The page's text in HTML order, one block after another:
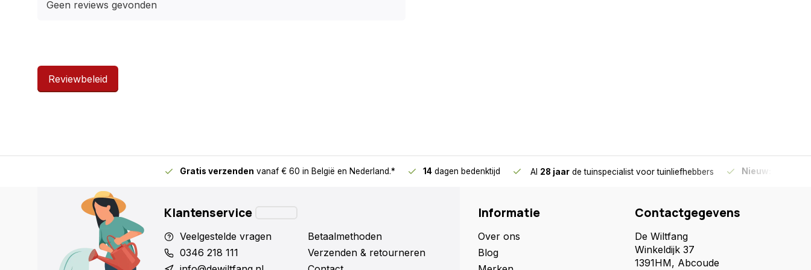
Geen reviews gevonden
Reviewbeleid
Gratis verzenden vanaf € 60 in België en Nederland.* 14 dagen bedenktijd Al 28 jaar de tuinspecialist voor tuinliefhebbers Nieuw:
Klantenservice
Veelgestelde vragen
0346 218 111
Betaalmethoden
Verzenden & retourneren
Informatie
Over ons
Blog
Contactgegevens
De Wiltfang
Winkeldijk 37
1391HM, Abcoude